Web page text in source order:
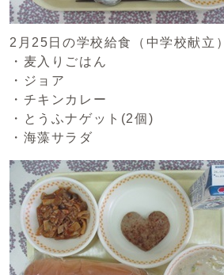
2月25日の学校給食（中学校献立）
・麦入りごはん
・ジョア
・チキンカレー
・とうふナゲット(2個)
・海藻サラダ